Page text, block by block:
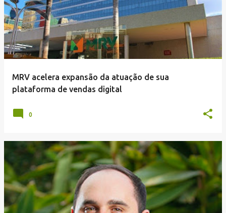
MRV acelera expansão da atuação de sua
plataforma de vendas digital
0